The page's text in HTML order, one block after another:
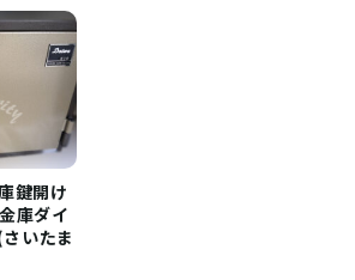
鍵開け
庫ダイ
いたま